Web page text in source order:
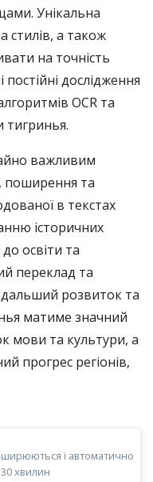
Унікальна
стилів, а також
на точність
дослідження
OCR та
тигринья.
важливим
поширення та
в текстах
історичних
освіти та
переклад та
розвиток та
матиме значний
мови та культури, а
прогрес регіонів,
і автоматично
хвилин